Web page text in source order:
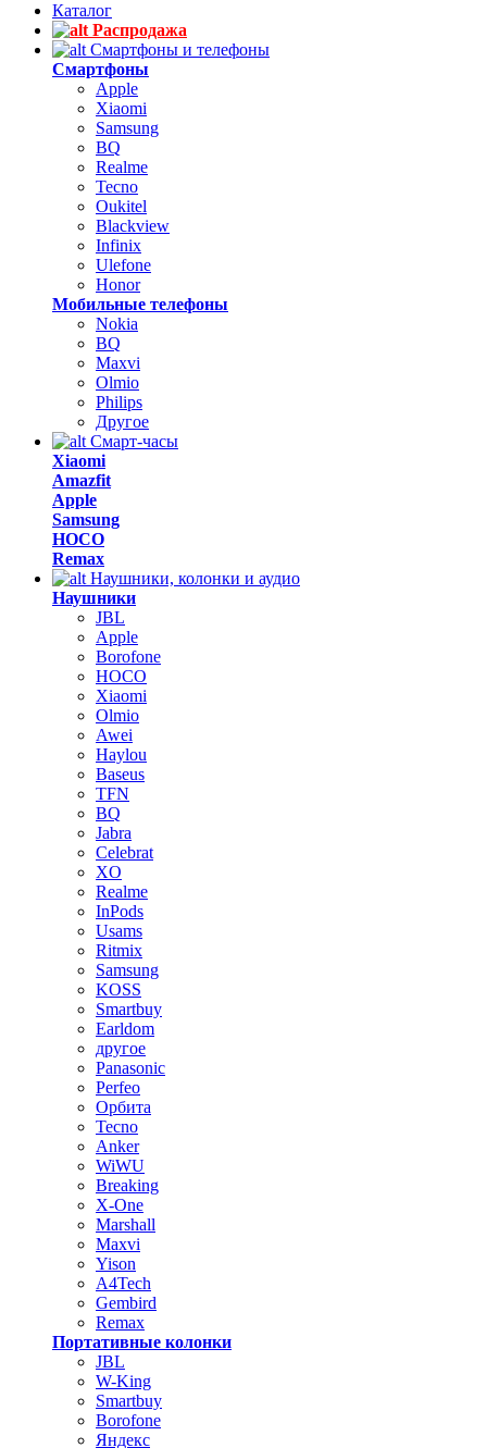
Каталог
Распродажа
Смартфоны и телефоны
Смартфоны
Apple
Xiaomi
Samsung
BQ
Realme
Tecno
Oukitel
Blackview
Infinix
Ulefone
Honor
Мобильные телефоны
Nokia
BQ
Maxvi
Olmio
Philips
Другое
Смарт-часы
Xiaomi
Amazfit
Apple
Samsung
HOCO
Remax
Наушники, колонки и аудио
Наушники
JBL
Apple
Borofone
HOCO
Xiaomi
Olmio
Awei
Haylou
Baseus
TFN
BQ
Jabra
Celebrat
XO
Realme
InPods
Usams
Ritmix
Samsung
KOSS
Smartbuy
Earldom
другое
Panasonic
Perfeo
Орбита
Tecno
Anker
WiWU
Breaking
X-One
Marshall
Maxvi
Yison
A4Tech
Gembird
Remax
Портативные колонки
JBL
W-King
Smartbuy
Borofone
Яндекс